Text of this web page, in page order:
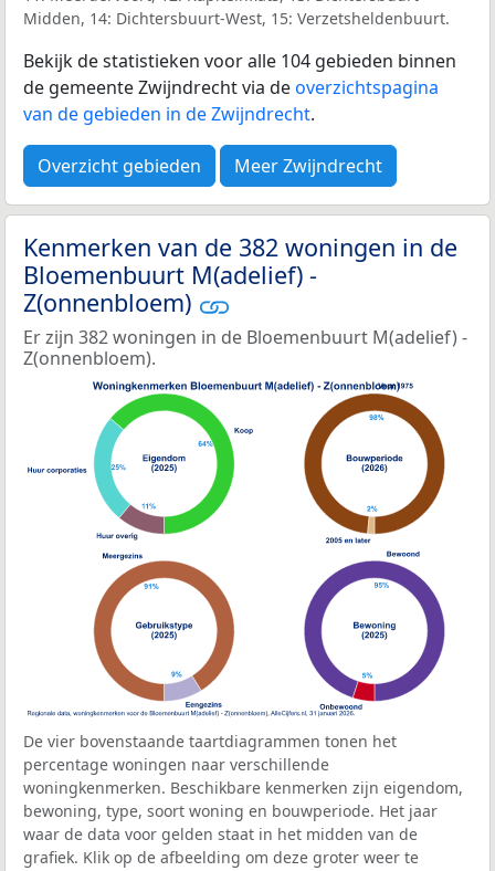
Midden, 14: Dichtersbuurt-West, 15: Verzetsheldenbuurt.
Bekijk de statistieken voor alle 104 gebieden binnen
de gemeente Zwijndrecht via deoverzichtspagina
van de gebieden in de Zwijndrecht.
Overzicht gebieden Meer Zwijndrecht
Kenmerken van de 382 woningen in de
Bloemenbuurt M(adelief) -
Z(onnenbloem)
Er zijn 382 woningen in de Bloemenbuurt M(adelief) -
Z(onnenbloem).
De vier bovenstaande taartdiagrammen tonen het
percentage woningen naar verschillende
woningkenmerken. Beschikbare kenmerken zijn eigendom,
bewoning, type, soort woning en bouwperiode. Het jaar
waar de data voor gelden staat in het midden van de
grafiek. Klik op de afbeelding om deze groter weer te